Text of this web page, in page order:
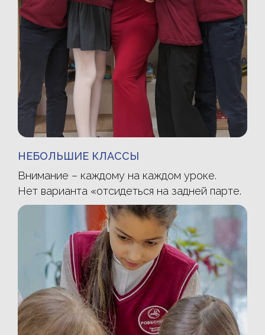
НЕБОЛЬШИЕ КЛАССЫ
Внимание – каждому на каждом уроке.
Нет варианта «отсидеться на задней парте.